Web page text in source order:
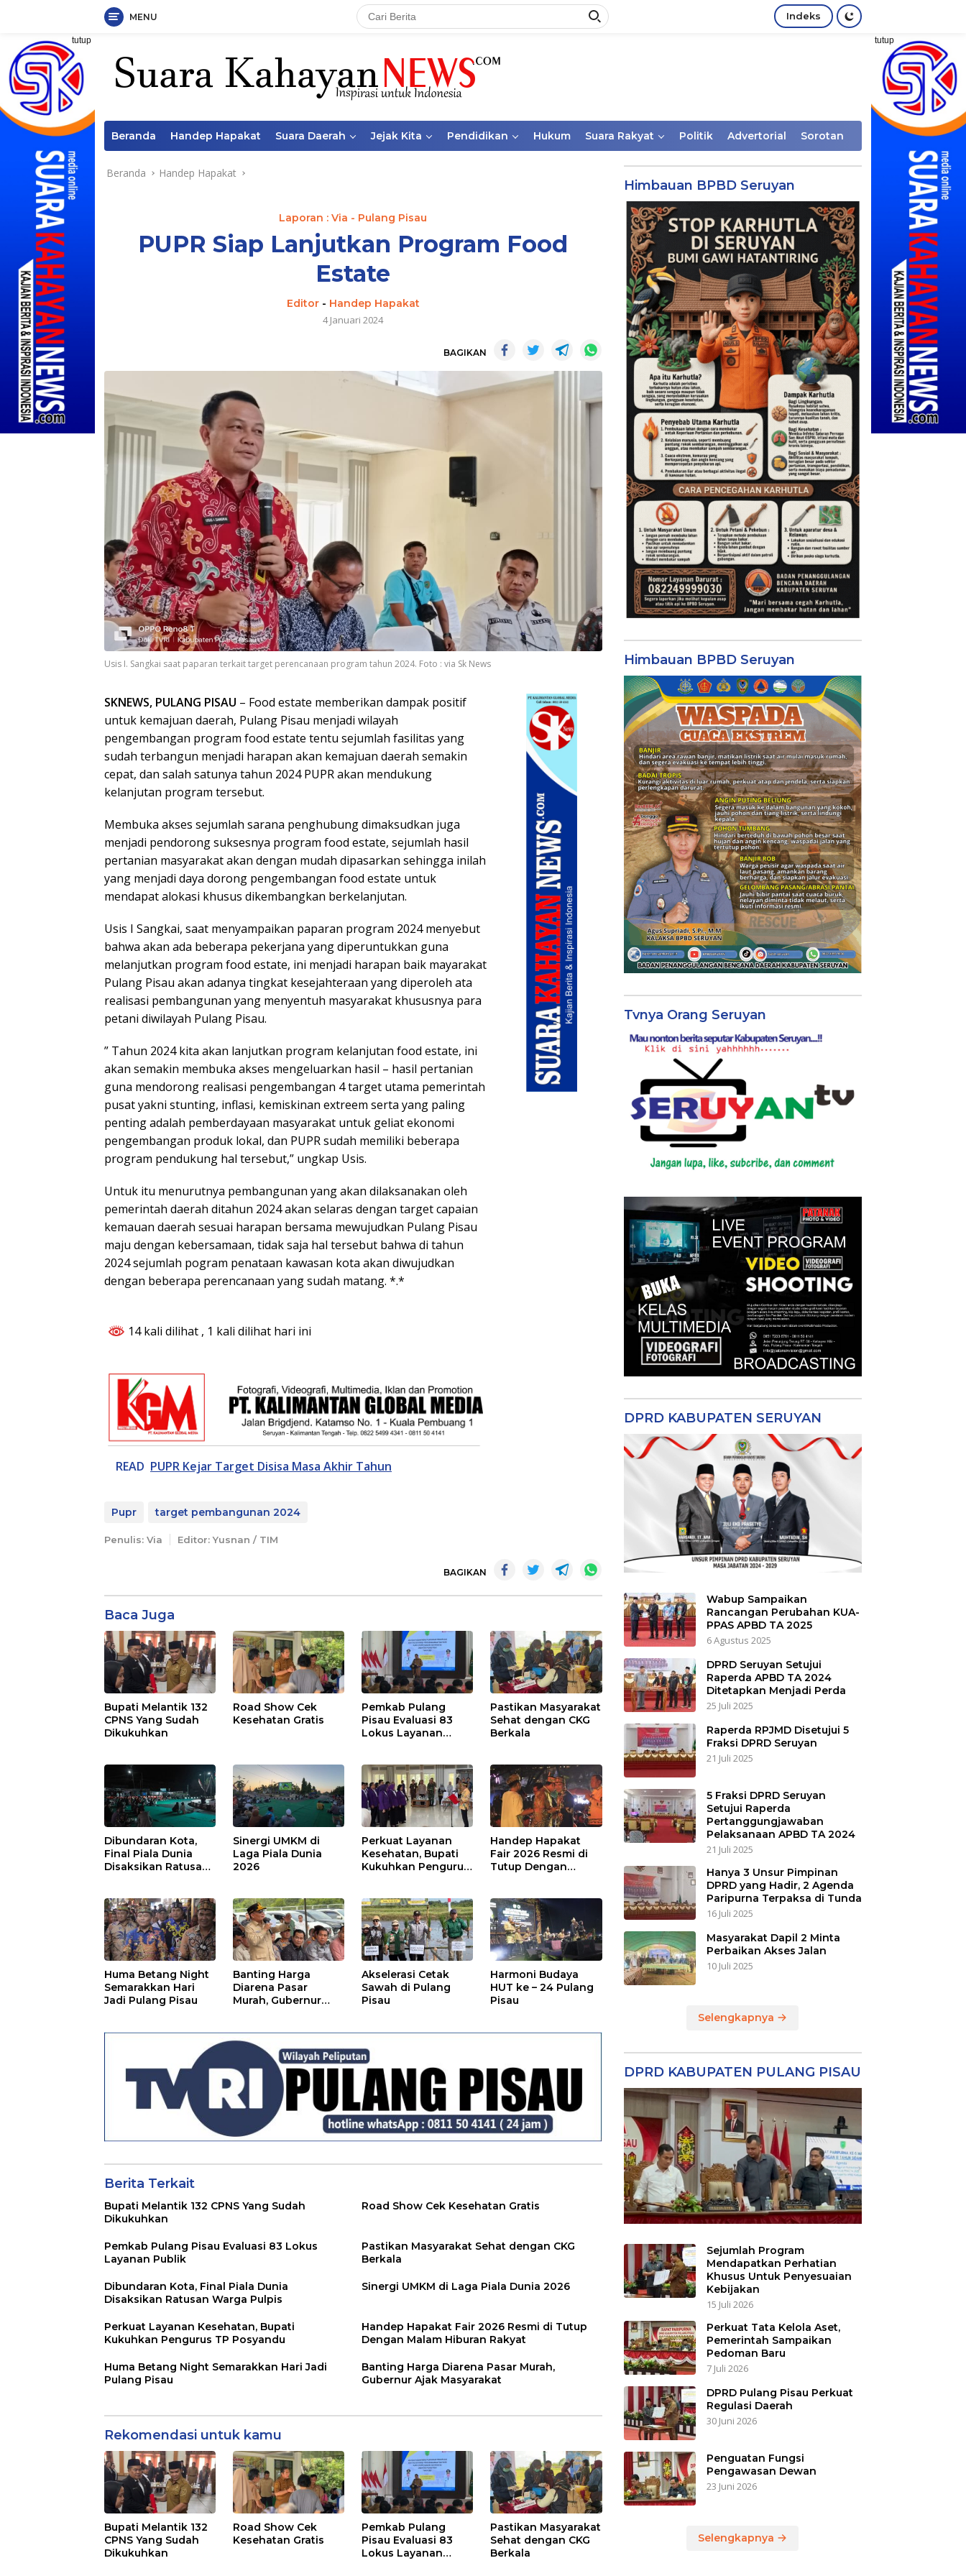
Langsung
konten
MENU Indeks
tutup tutup
Beranda Handep Hapakat Suara Daerah Jejak Kita Pendidikan Hukum Suara Rakyat Politik Advertorial Sorotan
Beranda Handep Hapakat
Laporan : Via - Pulang Pisau
PUPR Siap Lanjutkan Program Food
Estate
Editor- Handep Hapakat
4 Januari 2024
BAGIKAN
Usis I. Sangkai saat paparan terkait target perencanaan program tahun 2024. Foto : via Sk News
SKNEWS, PULANG PISAU – Food estate memberikan dampak positif
untuk kemajuan daerah, Pulang Pisau menjadi wilayah
pengembangan program food estate tentu sejumlah fasilitas yang
sudah terbangun menjadi harapan akan kemajuan daerah semakin
cepat, dan salah satunya tahun 2024 PUPR akan mendukung
kelanjutan program tersebut.
Membuka akses sejumlah sarana penghubung dimaksudkan juga
menjadi pendorong suksesnya program food estate, sejumlah hasil
pertanian masyarakat akan dengan mudah dipasarkan sehingga inilah
yang menjadi daya dorong pengembangan food estate untuk
mendapat alokasi khusus dikembangkan berkelanjutan.
Usis I Sangkai, saat menyampaikan paparan program 2024 menyebut
bahwa akan ada beberapa pekerjana yang diperuntukkan guna
melanjutkan program food estate, ini menjadi harapan baik mayarakat
Pulang Pisau akan adanya tingkat kesejahteraan yang diperoleh ata
realisasi pembangunan yang menyentuh masyarakat khususnya para
petani diwilayah Pulang Pisau.
” Tahun 2024 kita akan lanjutkan program kelanjutan food estate, ini
akan semakin membuka akses mengeluarkan hasil – hasil pertanian
guna mendorong realisasi pengembangan 4 target utama pemerintah
pusat yakni stunting, inflasi, kemiskinan extreem serta yang paling
penting adalah pemberdayaan masyarakat untuk geliat ekonomi
pengembangan produk lokal, dan PUPR sudah memiliki beberapa
program pendukung hal tersebut,” ungkap Usis.
Untuk itu menurutnya pembangunan yang akan dilaksanakan oleh
pemerintah daerah ditahun 2024 akan selaras dengan target capaian
kemauan daerah sesuai harapan bersama mewujudkan Pulang Pisau
maju dengan kebersamaan, tidak saja hal tersebut bahwa di tahun
2024 sejumlah pogram penataan kawasan kota akan diwujudkan
dengan beberapa perencanaan yang sudah matang. *.*
14 kali dilihat , 1 kali dilihat hari ini
READ PUPR Kejar Target Disisa Masa Akhir Tahun
Pupr target pembangunan 2024
Penulis: Via Editor: Yusnan / TIM
BAGIKAN
Baca Juga
Bupati Melantik 132
CPNS Yang Sudah
Dikukuhkan
Road Show Cek
Kesehatan Gratis
Pemkab Pulang
Pisau Evaluasi 83
Lokus Layanan
Pastikan Masyarakat
Sehat dengan CKG
Berkala
Dibundaran Kota,
Final Piala Dunia
Disaksikan Ratusan
Sinergi UMKM di
Laga Piala Dunia
2026
Perkuat Layanan
Kesehatan, Bupati
Kukuhkan Pengurus
Handep Hapakat
Fair 2026 Resmi di
Tutup Dengan
Huma Betang Night
Semarakkan Hari
Jadi Pulang Pisau
Banting Harga
Diarena Pasar
Murah, Gubernur
Akselerasi Cetak
Sawah di Pulang
Pisau
Harmoni Budaya
HUT ke – 24 Pulang
Pisau
Berita Terkait
Bupati Melantik 132 CPNS Yang Sudah
Dikukuhkan
Road Show Cek Kesehatan Gratis
Pemkab Pulang Pisau Evaluasi 83 Lokus
Layanan Publik
Pastikan Masyarakat Sehat dengan CKG
Berkala
Dibundaran Kota, Final Piala Dunia
Disaksikan Ratusan Warga Pulpis
Sinergi UMKM di Laga Piala Dunia 2026
Perkuat Layanan Kesehatan, Bupati
Kukuhkan Pengurus TP Posyandu
Handep Hapakat Fair 2026 Resmi di Tutup
Dengan Malam Hiburan Rakyat
Huma Betang Night Semarakkan Hari Jadi
Pulang Pisau
Banting Harga Diarena Pasar Murah,
Gubernur Ajak Masyarakat
Rekomendasi untuk kamu
Bupati Melantik 132
CPNS Yang Sudah
Dikukuhkan
Road Show Cek
Kesehatan Gratis
Pemkab Pulang
Pisau Evaluasi 83
Lokus Layanan
Pastikan Masyarakat
Sehat dengan CKG
Berkala
Himbauan BPBD Seruyan
Himbauan BPBD Seruyan
Tvnya Orang Seruyan
DPRD KABUPATEN SERUYAN
Wabup Sampaikan
Rancangan Perubahan KUA-
PPAS APBD TA 2025
6 Agustus 2025
DPRD Seruyan Setujui
Raperda APBD TA 2024
Ditetapkan Menjadi Perda
25 Juli 2025
Raperda RPJMD Disetujui 5
Fraksi DPRD Seruyan
21 Juli 2025
5 Fraksi DPRD Seruyan
Setujui Raperda
Pertanggungjawaban
Pelaksanaan APBD TA 2024
21 Juli 2025
Hanya 3 Unsur Pimpinan
DPRD yang Hadir, 2 Agenda
Paripurna Terpaksa di Tunda
16 Juli 2025
Masyarakat Dapil 2 Minta
Perbaikan Akses Jalan
10 Juli 2025
Selengkapnya
DPRD KABUPATEN PULANG PISAU
Sejumlah Program
Mendapatkan Perhatian
Khusus Untuk Penyesuaian
Kebijakan
15 Juli 2026
Perkuat Tata Kelola Aset,
Pemerintah Sampaikan
Pedoman Baru
7 Juli 2026
DPRD Pulang Pisau Perkuat
Regulasi Daerah
30 Juni 2026
Penguatan Fungsi
Pengawasan Dewan
23 Juni 2026
Selengkapnya